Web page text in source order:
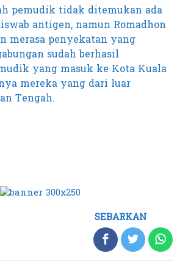
pemudik tidak ditemukan ada
antigen, namun Romadhon
merasa penyekatan yang
sudah berhasil
yang masuk ke Kota Kuala
mereka yang dari luar
Tengah.
SEBARKAN